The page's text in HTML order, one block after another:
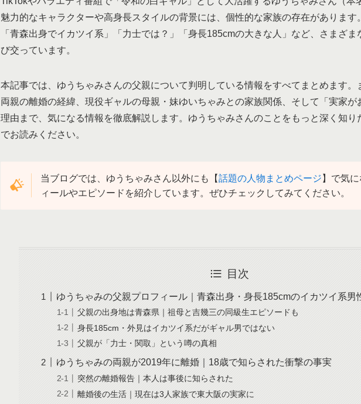
魅力的なキャラクターや高身長スタイルの背景には、個性的な家族の存在があります
「青森出身でイカツイ系」「力士では？」「身長185cmの大きな人」など、さまざ
び交っています。
本記事では、ゆうちゃみさんの父親について判明している情報をすべてまとめます。
両親の離婚の経緯、現役ギャルの母親・妹ゆいちゃみとの家族関係、そして「実家が
理由まで、気になる情報を徹底解説します。ゆうちゃみさんのことをもっと深く知り
でお読みください。
当ブログでは、ゆうちゃみさん以外にも【話題の人物まとめページ 】で気
ィールやエピソードを紹介しています。ぜひチェックしてみてください。
目次
ゆうちゃみの父親プロフィール｜青森出身・身長185cmのイカツイ系男
父親の出身地は青森県｜祖母と吉幾三の同級生エピソードも
身長185cm・外見はイカツイ系だがギャル男ではない
父親が「力士・関取」という噂の真相
ゆうちゃみの両親が2019年に離婚｜18歳で知らされた衝撃の事実
突然の離婚報告｜本人は事後に知らされた
離婚後の生活｜現在は3人家族で東大阪の実家に